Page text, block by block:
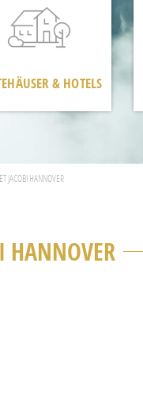
& HOTELS
JACOBI HANNOVER
HANNOVER